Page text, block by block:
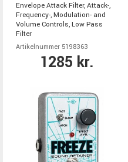
Envelope Attack Filter, Attack-,
Frequency-, Modulation- and
Volume Controls, Low Pass
Filter
Artikelnummer 5198363
1285 kr.